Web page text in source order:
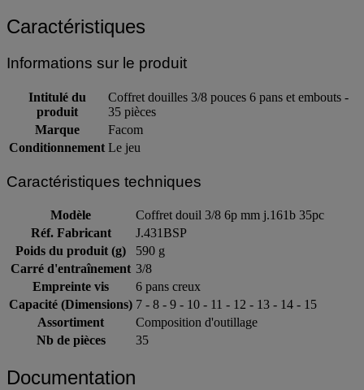
Caractéristiques
Informations sur le produit
Intitulé du
produit
Coffret douilles 3/8 pouces 6 pans et embouts -
35 pièces
Marque
Facom
Conditionnement Le jeu
Caractéristiques techniques
Modèle
Coffret douil 3/8 6p mm j.161b 35pc
Réf. Fabricant
J.431BSP
Poids du produit (g)
590 g
Carré d'entraînement 3/8
Empreinte vis
6 pans creux
Capacité (Dimensions) 7 - 8 - 9 - 10 - 11 - 12 - 13 - 14 - 15
Assortiment
Composition d'outillage
Nb de pièces
35
Documentation